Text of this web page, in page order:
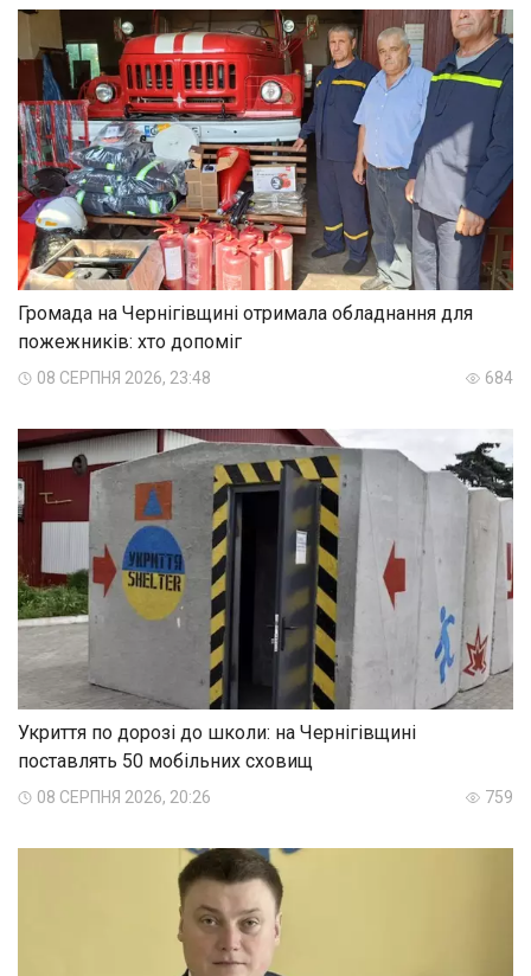
Громада на Чернігівщині отримала обладнання для
пожежників: хто допоміг
08 СЕРПНЯ 2026, 23:48 684
Укриття по дорозі до школи: на Чернігівщині
поставлять 50 мобільних сховищ
08 СЕРПНЯ 2026, 20:26 759